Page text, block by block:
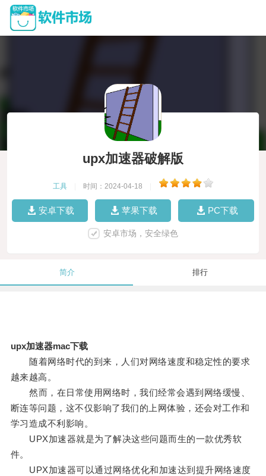
upx加速器破解版
工具 时间：2024-04-18
安卓下载 苹果下载 PC下载
安卓市场，安全绿色
简介 排行
upx加速器mac下载
随着网络时代的到来，人们对网络速度和稳定性的要求
越来越高。
然而，在日常使用网络时，我们经常会遇到网络缓慢、
断连等问题，这不仅影响了我们的上网体验，还会对工作和
学习造成不利影响。
UPX加速器就是为了解决这些问题而生的一款优秀软
件。
UPX加速器可以通过网络优化和加速达到提升网络速度